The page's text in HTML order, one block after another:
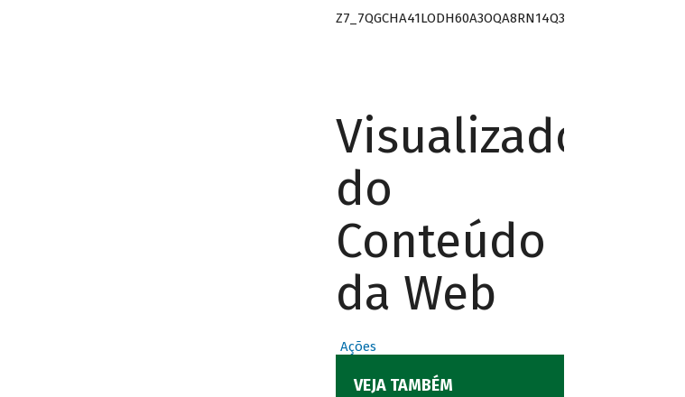
Z7_7QGCHA41LODH60A3OQA8RN14Q3
Visualizador
do
Conteúdo
da Web
Ações
VEJA TAMBÉM